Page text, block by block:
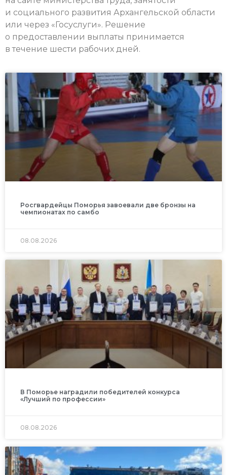
и социального развития Архангельской области
или через «Госуслуги». Решение
о предоставлении выплаты принимается
в течение шести рабочих дней.
Росгвардейцы Поморья завоевали две бронзы на
чемпионатах по самбо
08.08.2026
В Поморье наградили победителей конкурса
«Лучший по профессии»
08.08.2026